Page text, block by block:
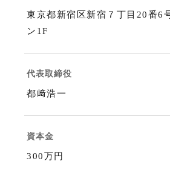
東京都新宿区新宿７丁目20番6
ン1F
代表取締役
都﨑浩一
資本金
300万円